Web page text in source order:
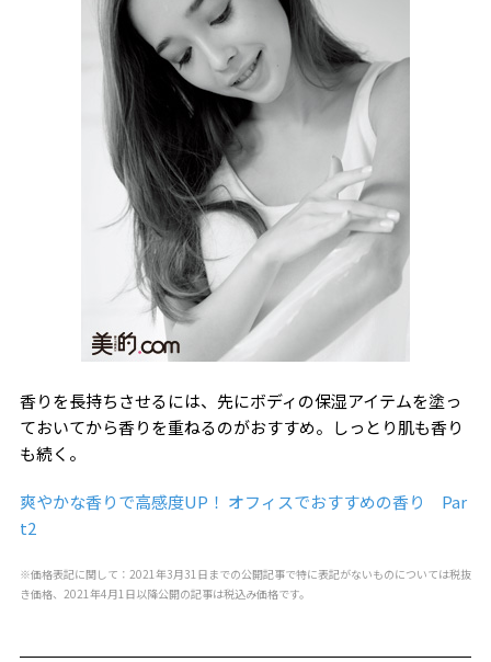
香りを長持ちさせるには、先にボディの保湿アイテムを塗っ
ておいてから香りを重ねるのがおすすめ。しっとり肌も香り
も続く。
爽やかな香りで高感度UP！ オフィスでおすすめの香り Par
t2
※価格表記に関して：2021年3月31日までの公開記事で特に表記がないものについては税抜
き価格、2021年4月1日以降公開の記事は税込み価格です。